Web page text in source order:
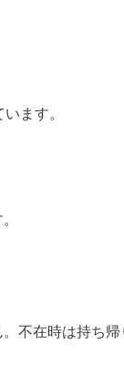
ます。
不在時は持ち帰